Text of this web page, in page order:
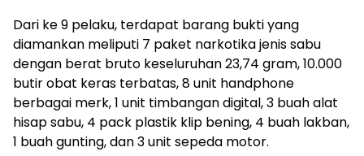
Dari ke 9 pelaku, terdapat barang bukti yang
diamankan meliputi 7 paket narkotika jenis sabu
dengan berat bruto keseluruhan 23,74 gram, 10.000
butir obat keras terbatas, 8 unit handphone
berbagai merk, 1 unit timbangan digital, 3 buah alat
hisap sabu, 4 pack plastik klip bening, 4 buah lakban,
1 buah gunting, dan 3 unit sepeda motor.